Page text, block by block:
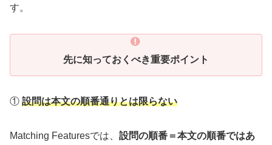
す。
先に知っておくべき重要ポイント
① 設問は本文の順番通りとは限らない
Matching Featuresでは、 設問の順番＝本文の順番ではあ